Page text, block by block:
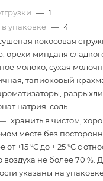
— 1
упаковке — 4
кокосовая
орехи миндаля
молоко, сухая
тапиоковый
натрия, соль.
хранить в чистом,
месте без
от +15 °C до + 25 °C с
не более 70 %.
указаны на